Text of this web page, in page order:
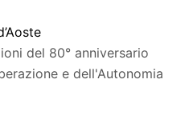
del 80° anniversario
e dell'Autonomia